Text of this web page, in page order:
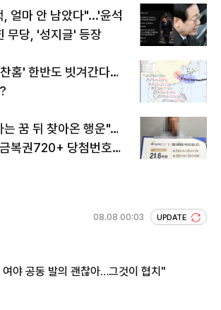
얼마 안 남았다"...'윤석
무당, '성지글' 등장
홈' 한반도 빗겨간다…
는 꿈 뒤 찾아온 행운"…
복권720+ 당첨번호조
08.08 00:03 UPDATE
야 공동 발의 괜찮아…그것이 협치"